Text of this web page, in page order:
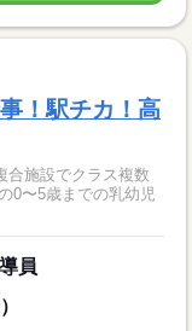
！駅チカ！高
合施設でクラス複数
員